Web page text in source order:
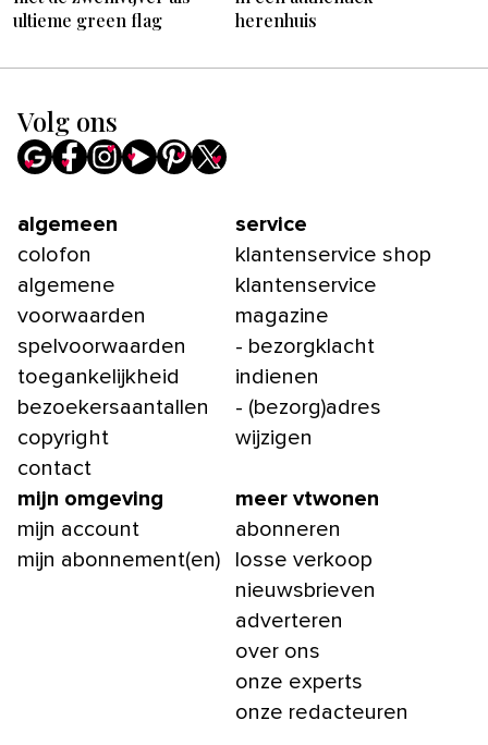
ultieme green flag
herenhuis
Volg ons
algemeen
colofon
algemene
voorwaarden
spelvoorwaarden
toegankelijkheid
bezoekersaantallen
copyright
contact
service
klantenservice shop
klantenservice
magazine
- bezorgklacht
indienen
- (bezorg)adres
wijzigen
mijn omgeving
mijn account
mijn abonnement(en)
meer vtwonen
abonneren
losse verkoop
nieuwsbrieven
adverteren
over ons
onze experts
onze redacteuren